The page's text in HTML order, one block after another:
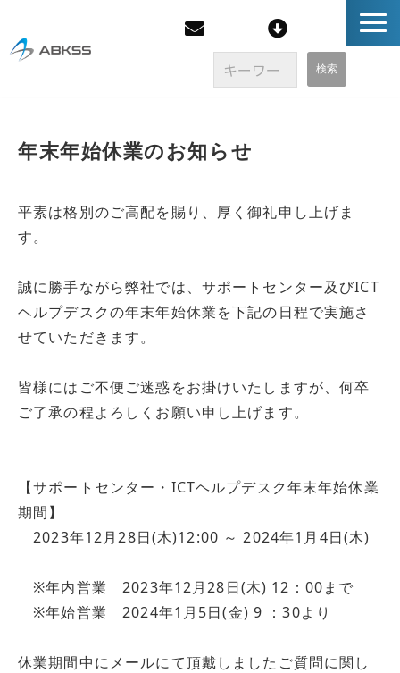
サービス
イベント・セミナー
採用情報
年末年始休業のお知らせ
平素は格別のご高配を賜り、厚く御礼申し上げま
す。
誠に勝手ながら弊社では、サポートセンター及びICT
ヘルプデスクの年末年始休業を下記の日程で実施さ
せていただきます。
皆様にはご不便ご迷惑をお掛けいたしますが、何卒
ご了承の程よろしくお願い申し上げます。
【サポートセンター・ICTヘルプデスク年末年始休業
期間】
2023年12月28日(木)12:00 ～ 2024年1月4日(木)
※年内営業 2023年12月28日(木) 12：00まで
※年始営業 2024年1月5日(金) 9 ：30より
休業期間中にメールにて頂戴しましたご質問に関し